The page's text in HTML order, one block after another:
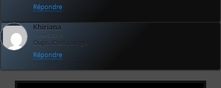
Répondre
Khiriana
1 mars 2016
Oups. C’est corrigé.
Répondre